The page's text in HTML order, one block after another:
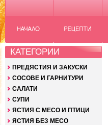
КАТЕГОРИИ
ПРЕДЯСТИЯ И ЗАКУСКИ
СОСОВЕ И ГАРНИТУРИ
САЛАТИ
СУПИ
ЯСТИЯ С МЕСО И ПТИЦИ
ЯСТИЯ БЕЗ МЕСО